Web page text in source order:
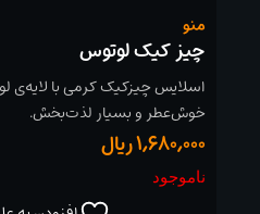
منو
چیز کیک لوتوس
اسلایس چیزکیک کرمی با لایه‌ی
خوش‌عطر و بسیار لذت‌بخش.
1,680,000ریال
ناموجود